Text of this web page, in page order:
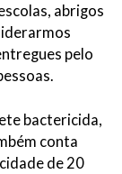
abrigos
pelo
bactericida,
conta
de 20